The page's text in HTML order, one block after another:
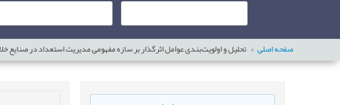
صفحه اصلی تحلیل و اولویت‌بندی عوامل اثرگذار بر سازه مفهومی مدیریت استعداد در صنایع